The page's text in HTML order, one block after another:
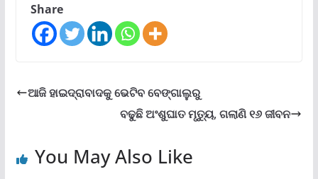
Share
ଆଜି ହାଇଦ୍ରାବାଦକୁ ଭେଟିବ ବେଙ୍ଗାଲୁରୁ
ବଢୁଛି ଅଂଶୁଘାତ ମୃତ୍ୟୁ, ଗଲାଣି ୧୬ ଜୀବନ
You May Also Like